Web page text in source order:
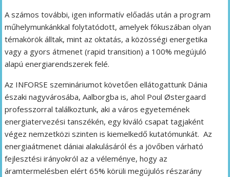
A számos további, igen informatív előadás után a program
műhelymunkánkkal folytatódott, amelyek fókuszában olyan
témakörök álltak, mint az oktatás, a közösségi energetika
vagy a gyors átmenet (rapid transition) a 100% megújuló
alapú energiarendszerek felé.
Az INFORSE szemináriumot követően ellátogattunk Dánia
északi nagyvárosába, Aalborgba is, ahol Poul Østergaard
professzorral találkoztunk, aki a város egyetemének
energiatervezési tanszékén, egy kiváló csapat tagjaként
végez nemzetközi szinten is kiemelkedő kutatómunkát. Az
energiaátmenet dániai alakulásáról és a jövőben várható
fejlesztési irányokról az a véleménye, hogy az
áramtermelésben elért 65% körüli megújulós részarány